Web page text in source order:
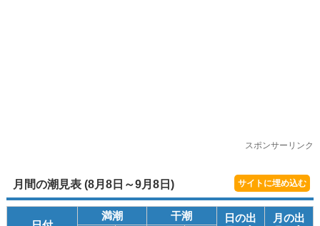
スポンサーリンク
月間の潮見表 (8月8日～9月8日) サイトに埋め込む
満潮 干潮
日の出
月の出